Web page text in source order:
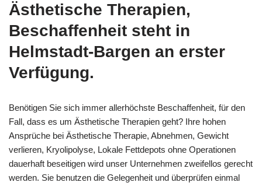
Ästhetische Therapien,
Beschaffenheit steht in
Helmstadt-Bargen an erster
Verfügung.
Benötigen Sie sich immer allerhöchste Beschaffenheit, für den
Fall, dass es um Ästhetische Therapien geht? Ihre hohen
Ansprüche bei Ästhetische Therapie, Abnehmen, Gewicht
verlieren, Kryolipolyse, Lokale Fettdepots ohne Operationen
dauerhaft beseitigen wird unser Unternehmen zweifellos gerecht
werden. Sie benutzen die Gelegenheit und überprüfen einmal